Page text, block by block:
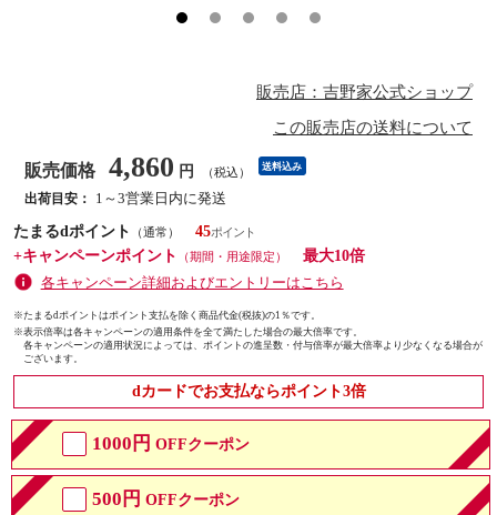
販売店：吉野家公式ショップ
この販売店の送料について
販売価格 4,860 円 （税込） 送料込み
出荷目安：
1～3営業日内に発送
たまるdポイント
（通常）
45
+キャンペーンポイント
（期間・用途限定）
最大10倍
各キャンペーン詳細およびエントリーはこちら
※たまるdポイントはポイント支払を除く商品代金(税抜)の1％です。
※表示倍率は各キャンペーンの適用条件を全て満たした場合の最大倍率です。
各キャンペーンの適用状況によっては、ポイントの進呈数・付与倍率が最大倍率より少なくなる場合が
ございます。
dカードでお支払ならポイント3倍
1000円 OFFクーポン
500円 OFFクーポン